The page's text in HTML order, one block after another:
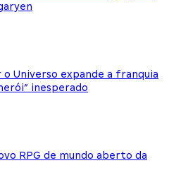
Universo expande a franquia
inesperado
RPG de mundo aberto da